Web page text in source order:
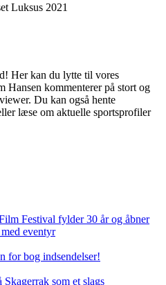
Luksus 2021
Her kan du lytte til vores
Hansen kommenterer på stort og
Du kan også hente
læse om aktuelle sportsprofiler
Festival fylder 30 år og åbner
eventyr
for bog indsendelser!
som et slags